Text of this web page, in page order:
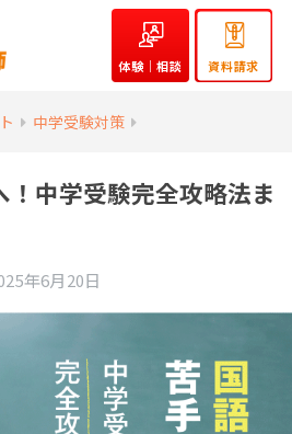
体験｜相談 資料請求
中学受験対策
中学受験完全攻略法ま
年6月20日